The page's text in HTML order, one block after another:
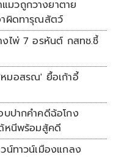
มวถูกวางยาตาย
าผิดทารุณสัตว์
งไพ่ 7 อรหันต์ กสทช.ชี้
มอสรณ' ยื้อเก้าอี้
ปากคำคดีฉ้อโกง
ด้หนีพร้อมสู้คดี
น์ทาวน์เมืองแกลง